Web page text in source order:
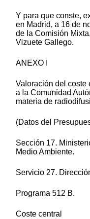
Y para que conste,
en Madrid, a 16 de
de la Comisión
Vizuete Gallego.
ANEXO I
Valoración del coste
a la Comunidad
materia de
(Datos del
Sección 17.
Medio Ambiente.
Servicio 27.
Programa 512 B.
Coste central